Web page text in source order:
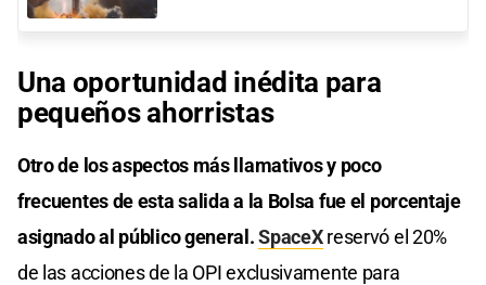
Una oportunidad inédita para
pequeños ahorristas
Otro de los aspectos más llamativos y poco
frecuentes de esta salida a la Bolsa fue el porcentaje
asignado al público general.SpaceXreservó el 20%
de las acciones de la OPI exclusivamente para